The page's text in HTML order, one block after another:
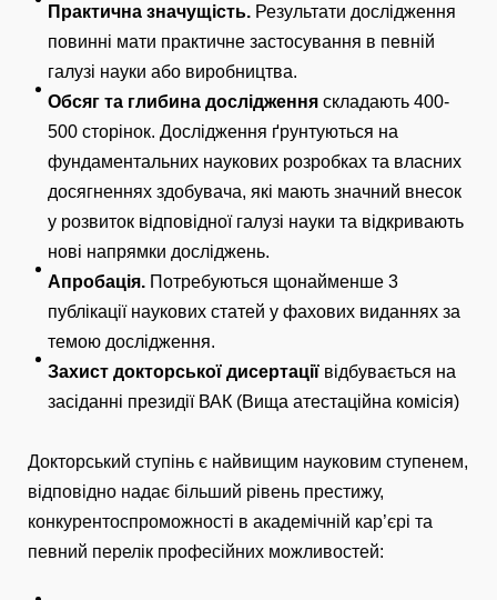
Практична значущість. Результати дослідження
повинні мати практичне застосування в певній
галузі науки або виробництва.
Обсяг та глибина дослідження складають 400-
500 сторінок. Дослідження ґрунтуються на
фундаментальних наукових розробках та власних
досягненнях здобувача, які мають значний внесок
у розвиток відповідної галузі науки та відкривають
нові напрямки досліджень.
Апробація. Потребуються щонайменше 3
публікації наукових статей у фахових виданнях за
темою дослідження.
Захист докторської дисертації відбувається на
засіданні президії ВАК (Вища атестаційна комісія)
Докторський ступінь є найвищим науковим ступенем,
відповідно надає більший рівень престижу,
конкурентоспроможності в академічній кар’єрі та
певний перелік професійних можливостей: